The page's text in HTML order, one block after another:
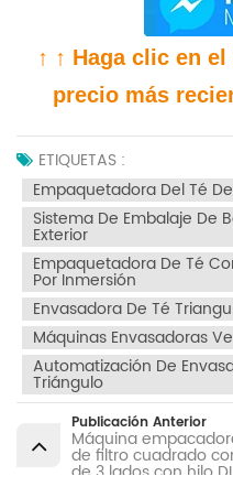
↑ ↑ Haga clic en
precio más
ETIQUETAS :
Empaquetadora Del Té
Sistema De Embalaje De
Exterior
Empaquetadora De Té
Por Inmersión
Envasadora De Té
Máquinas Envasadoras
Automatización De
Triángulo
Publicación Anterior
Máquina
de filtro cuadrado
de 3 lados con hilo